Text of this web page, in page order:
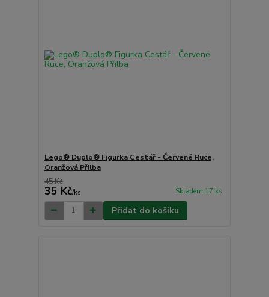
Lego® Duplo® Figurka Cestář - Červené Ruce,
Oranžová Přilba
45 Kč
35 Kč/ks Skladem 17 ks
Přidat do košíku